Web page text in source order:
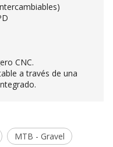
CNC.
a través de una
MTB - Gravel